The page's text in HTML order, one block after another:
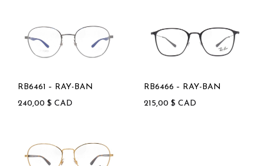
RB6461 – RAY-BAN
240,00 $ CAD
RB6466 – RAY-BAN
215,00 $ CAD